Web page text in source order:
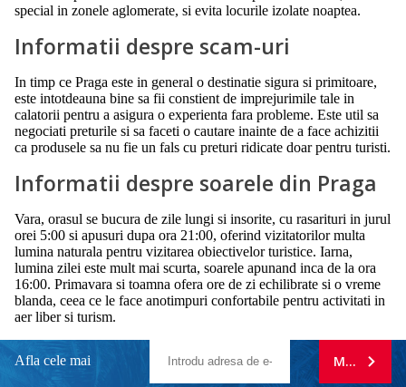
special in zonele aglomerate, si evita locurile izolate noaptea.
Informatii despre scam-uri
In timp ce Praga este in general o destinatie sigura si primitoare,
este intotdeauna bine sa fii constient de imprejurimile tale in
calatorii pentru a asigura o experienta fara probleme. Este util sa
negociati preturile si sa faceti o cautare inainte de a face achizitii
ca produsele sa nu fie un fals cu preturi ridicate doar pentru turisti.
Informatii despre soarele din Praga
Vara, orasul se bucura de zile lungi si insorite, cu rasarituri in jurul
orei 5:00 si apusuri dupa ora 21:00, oferind vizitatorilor multa
lumina naturala pentru vizitarea obiectivelor turistice. Iarna,
lumina zilei este mult mai scurta, soarele apunand inca de la ora
16:00. Primavara si toamna ofera ore de zi echilibrate si o vreme
blanda, ceea ce le face anotimpuri confortabile pentru activitati in
aer liber si turism.
Afla cele mai MA